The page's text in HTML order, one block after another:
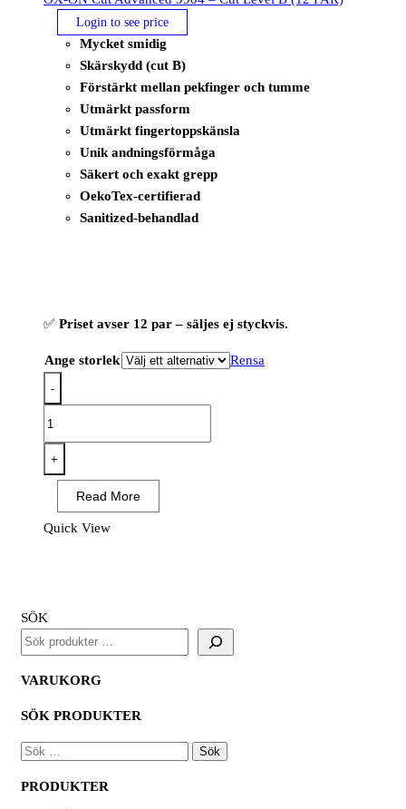
Login to see price
Mycket smidig
Skärskydd (cut B)
Förstärkt mellan pekfinger och tumme
Utmärkt passform
Utmärkt fingertoppskänsla
Unik andningsförmåga
Säkert och exakt grepp
OekoTex-certifierad
Sanitized-behandlad
✅ Priset avser 12 par – säljes ej styckvis.
Ange storlek Rensa
-
Cut
Advanced
-
(12
PAR)
mängd
+
Read More
Quick View
SÖK
VARUKORG
SÖK PRODUKTER
SÖK
PRODUKTER